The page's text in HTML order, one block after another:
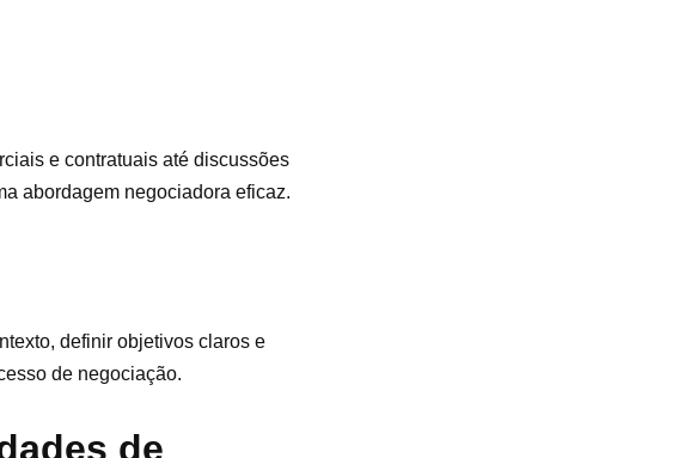
e contratuais até discussões
abordagem negociadora eficaz.
definir objetivos claros e
de negociação.
de